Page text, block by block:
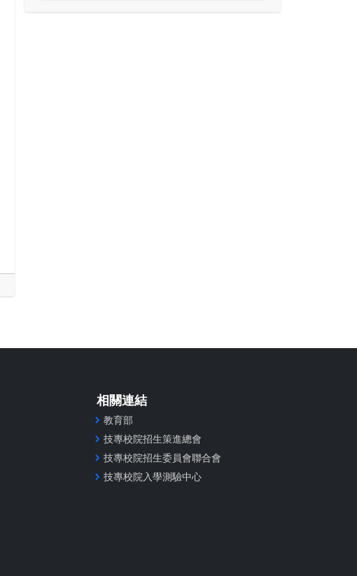
相關連結
教育部
技專校院招生策進總會
技專校院招生委員會聯合會
技專校院入學測驗中心